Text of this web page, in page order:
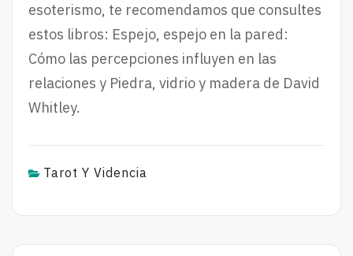
esoterismo, te recomendamos que consultes
estos libros: Espejo, espejo en la pared:
Cómo las percepciones influyen en las
relaciones y Piedra, vidrio y madera de David
Whitley.
Tarot Y Videncia